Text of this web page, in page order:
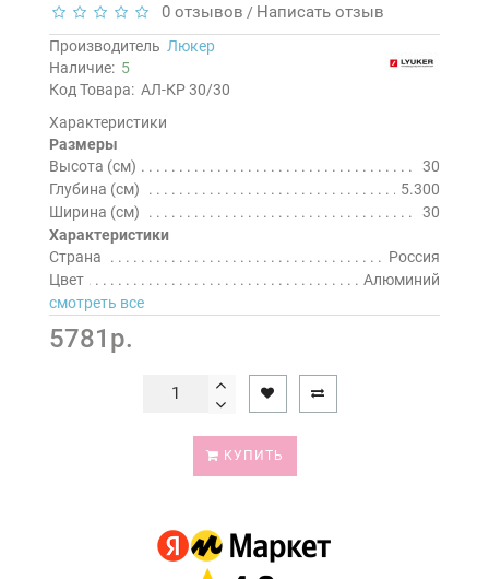
0 отзывов / Написать отзыв
Производитель Люкер
Наличие: 5
Код Товара: АЛ-КР 30/30
Характеристики
Размеры
Высота (см)
30
Глубина (см)
5.300
Ширина (см)
30
Характеристики
Страна
Россия
Цвет
Алюминий
смотреть все
5781р.
КУПИТЬ